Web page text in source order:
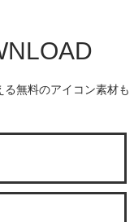
無料のアイコン素材も